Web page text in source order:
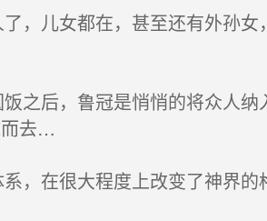
，儿女都在，甚至还有外孙
之后，鲁冠是悄悄的将众人
而去…
在很大程度上改变了神界的